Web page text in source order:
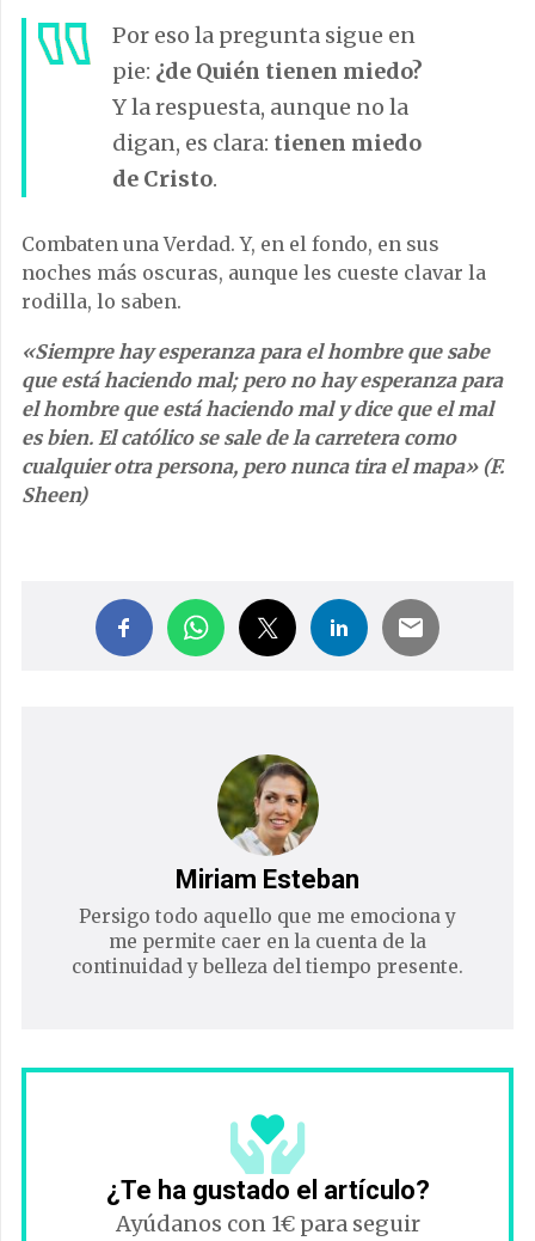
Por eso la pregunta sigue en
pie: ¿de Quién tienen miedo?
Y la respuesta, aunque no la
digan, es clara: tienen miedo
de Cristo.
Combaten una Verdad. Y, en el fondo, en sus
noches más oscuras, aunque les cueste clavar la
rodilla, lo saben.
«Siempre hay esperanza para el hombre que sabe
que está haciendo mal; pero no hay esperanza para
el hombre que está haciendo mal y dice que el mal
es bien. El católico se sale de la carretera como
cualquier otra persona, pero nunca tira el mapa» (F.
Sheen)
Miriam Esteban
Persigo todo aquello que me emociona y
me permite caer en la cuenta de la
continuidad y belleza del tiempo presente.
¿Te ha gustado el artículo?
Ayúdanos con 1€ para seguir